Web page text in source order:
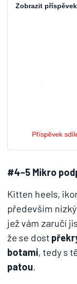
Zobrazit
Příspěvek
#4–5 Mikro
Kitten heels,
především
jež vám zaručí
že se dost
botami, tedy s
patou